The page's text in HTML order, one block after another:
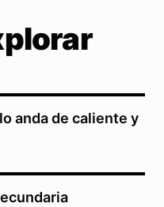
anda de caliente y